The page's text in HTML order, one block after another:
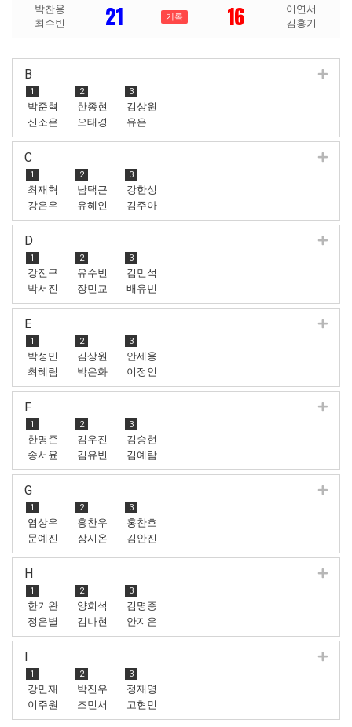
박찬용
최수빈
21 기록 16
이연서
김홍기
B
1
박준혁
신소은
2
한종현
오태경
3
김상원
유은
C
1
최재혁
강은우
2
남택근
유혜인
3
강한성
김주아
D
1
강진구
박서진
2
유수빈
장민교
3
김민석
배유빈
E
1
박성민
최혜림
2
김상원
박은화
3
안세용
이정인
F
1
한명준
송서윤
2
김우진
김유빈
3
김승현
김예람
G
1
염상우
문예진
2
홍찬우
장시온
3
홍찬호
김안진
H
1
한기완
정은별
2
양희석
김나현
3
김명종
안지은
I
1
강민재
이주원
2
박진우
조민서
3
정재영
고현민